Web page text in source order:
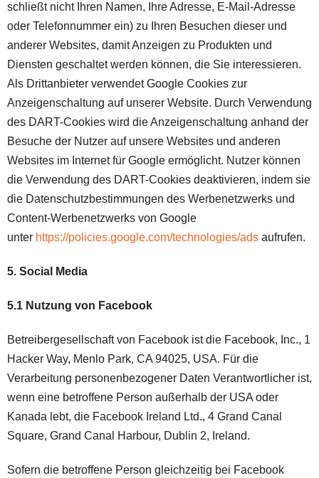
schließt nicht Ihren Namen, Ihre Adresse, E-Mail-Adresse
oder Telefonnummer ein) zu Ihren Besuchen dieser und
anderer Websites, damit Anzeigen zu Produkten und
Diensten geschaltet werden können, die Sie interessieren.
Als Drittanbieter verwendet Google Cookies zur
Anzeigenschaltung auf unserer Website. Durch Verwendung
des DART-Cookies wird die Anzeigenschaltung anhand der
Besuche der Nutzer auf unsere Websites und anderen
Websites im Internet für Google ermöglicht. Nutzer können
die Verwendung des DART-Cookies deaktivieren, indem sie
die Datenschutzbestimmungen des Werbenetzwerks und
Content-Werbenetzwerks von Google
unter https://policies.google.com/technologies/ads aufrufen.
5. Social Media
5.1 Nutzung von Facebook
Betreibergesellschaft von Facebook ist die Facebook, Inc., 1
Hacker Way, Menlo Park, CA 94025, USA. Für die
Verarbeitung personenbezogener Daten Verantwortlicher ist,
wenn eine betroffene Person außerhalb der USA oder
Kanada lebt, die Facebook Ireland Ltd., 4 Grand Canal
Square, Grand Canal Harbour, Dublin 2, Ireland.
Sofern die betroffene Person gleichzeitig bei Facebook